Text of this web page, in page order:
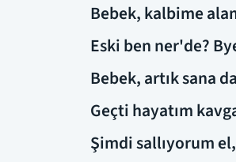
Bebek, kalbime
Eski ben ner'de?
Bebek, artık sana
Geçti hayatım
Şimdi sallıyorum